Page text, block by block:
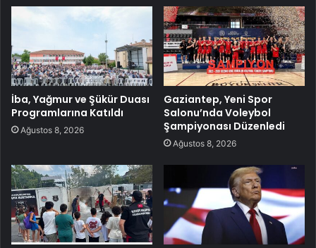
İba, Yağmur ve Şükür Duası
Programlarına Katıldı
Ağustos 8, 2026
Gaziantep, Yeni Spor
Salonu’nda Voleybol
Şampiyonası Düzenledi
Ağustos 8, 2026